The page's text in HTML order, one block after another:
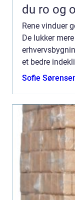
du ro og
Rene vinduer
De lukker
et bedre
virksomheder
Sofie